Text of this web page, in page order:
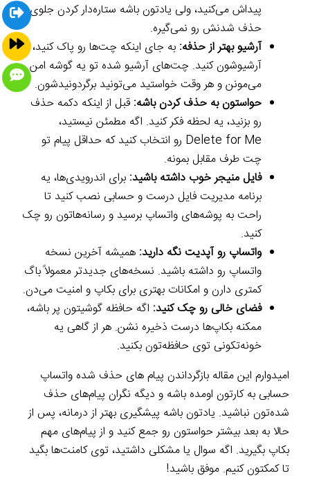
پیداش می‌کنید، ولی یادتون باشه ستاره‌دار کردن جلوی
حذف شدنش رو نمی‌گیره.
آرشیو بهتر از حذفه: به جای اینکه چت‌ها رو پاک کنید،
آرشیوشون کنید. چت‌های آرشیو شده تو یه گوشه امن
می‌مونن و هر وقت خواستید می‌تونید برگردونیدشون.
حواستون به حذف کردن باشه: قبل از اینکه دکمه حذف
رو بزنید، یه لحظه فکر کنید. اگه مطمئن نیستید،
Delete for Me رو انتخاب کنید که حداقل پیام تو
چت طرف مقابل بمونه.
فایل منیجر خوب داشته باشید: برای اندرویدی‌ها، یه
برنامه مدیریت فایل درست و حسابی نصب کنید تا
راحت به پوشه‌های واتساپ برسید و رسانه‌هاتون رو چک
کنید.
واتساپ رو آپدیت نگه دارید: همیشه آخرین نسخه
واتساپ رو داشته باشید. نسخه‌های جدیدتر معمولاً باگ
کمتری دارن و امکانات بهتری برای بکاپ و امنیت می‌دن.
فضای خالی رو چک کنید: اگه حافظه گوشیتون پر باشه،
ممکنه بکاپ‌ها درست ذخیره نشن. هر از گاهی یه
خونه‌تکونی توی حافظه‌تون بکنید.
امیدوارم این مقاله بازگرداندن پیام های حذف شده واتساپ
حسابی به کارتون اومده باشه و دیگه نگران پیام‌های حذف
شده‌تون نباشید. یادتون باشه پیشگیری بهتر از درمانه، پس از
حالا به بعد بیشتر حواستون رو جمع کنید و از پیام‌های مهم
بکاپ بگیرید. اگه سوال یا مشکلی داشتید، توی کامنت‌ها بگید
تا کمکتون کنیم. موفق باشید!